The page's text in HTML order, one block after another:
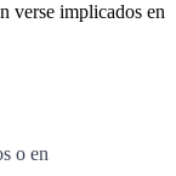
verse implicados en
o en